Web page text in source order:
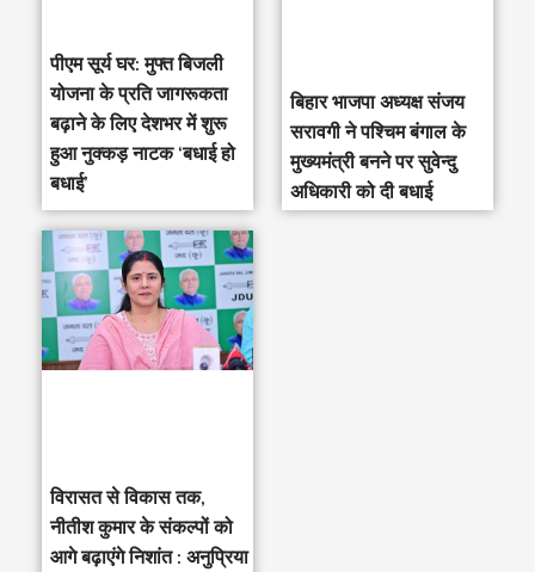
पीएम सूर्य घर: मुफ्त बिजली
योजना के प्रति जागरूकता
बढ़ाने के लिए देशभर में शुरू
हुआ नुक्कड़ नाटक ‘बधाई हो
बधाई’
‎बिहार भाजपा अध्यक्ष संजय
सरावगी ने पश्चिम बंगाल के
मुख्यमंत्री बनने पर सुवेन्दु
अधिकारी को दी बधाई
विरासत से विकास तक,
नीतीश कुमार के संकल्पों को
आगे बढ़ाएंगे निशांत : अनुप्रिया